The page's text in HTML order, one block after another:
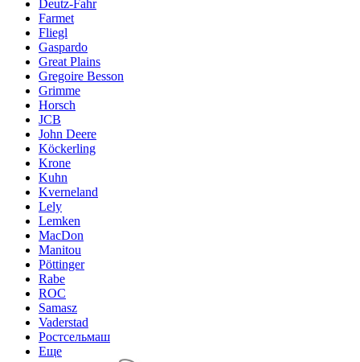
Deutz-Fahr
Farmet
Fliegl
Gaspardo
Great Plains
Gregoire Besson
Grimme
Horsch
JCB
John Deere
Köckerling
Krone
Kuhn
Kverneland
Lely
Lemken
MacDon
Manitou
Pöttinger
Rabe
ROC
Samasz
Vaderstad
Ростсельмаш
Еще